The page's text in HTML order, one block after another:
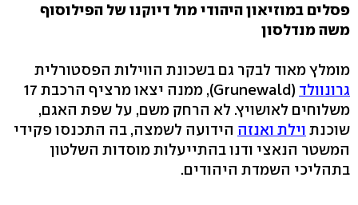
פסלים במוזיאון היהודי מול דיוקנו של הפילוסוף
משה מנדלסון
מומלץ מאוד לבקר גם בשכונת הווילות הפסטורלית
גרונוולד
(Grunewald), ממנה יצאו מרציף הרכבת 17
משלוחים לאושויץ. לא הרחק משם, על שפת האגם,
שוכנת וילת ואנזה הידועה לשמצה, בה התכנסו פקידי
המשטר הנאצי ודנו בהתייעלות מוסדות השלטון
בתהליכי השמדת היהודים.